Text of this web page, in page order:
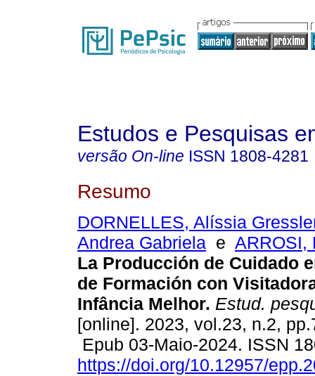
Estudos e Pesquisas
versão On-line ISSN 1808-4281
Resumo
DORNELLES, Alíssia
Andrea Gabriela e ARROSI,
La Producción de Cuidado
de Formación con
Infância Melhor. Estud.
[online]. 2023, vol.23, n.2,
Epub 03-Maio-2024. ISSN
https://doi.org/10.12957/